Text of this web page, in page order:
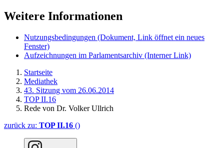
Weitere Informationen
Nutzungsbedingungen (Dokument, Link öffnet ein neues
Fenster)
Aufzeichnungen im Parlamentsarchiv (Interner Link)
Startseite
Mediathek
43. Sitzung vom 26.06.2014
TOP II.16
Rede von Dr. Volker Ullrich
zurück zu: TOP II.16 ()